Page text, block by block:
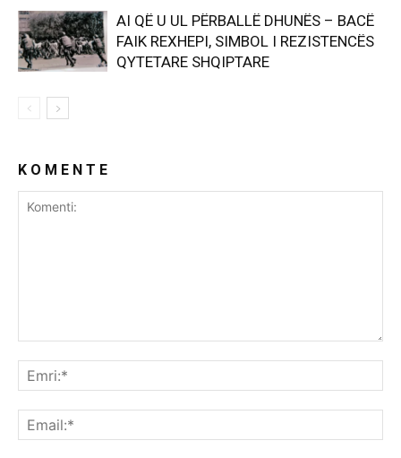
AI QË U UL PËRBALLË DHUNËS – BACË
FAIK REXHEPI, SIMBOL I REZISTENCËS
QYTETARE SHQIPTARE
K O M E N T E